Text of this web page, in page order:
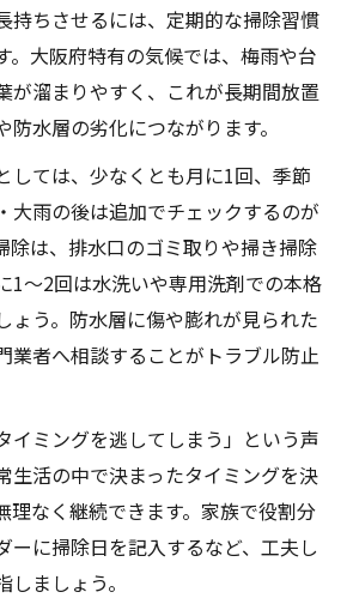
持ちさせるには、定期的な掃除習慣
。大阪府特有の気候では、梅雨や台
が溜まりやすく、これが長期間放置
防水層の劣化につながります。
しては、少なくとも月に1回、季節
大雨の後は追加でチェックするのが
除は、排水口のゴミ取りや掃き掃除
1～2回は水洗いや専用洗剤での本格
ょう。防水層に傷や膨れが見られた
業者へ相談することがトラブル防止
イミングを逃してしまう」という声
生活の中で決まったタイミングを決
理なく継続できます。家族で役割分
ーに掃除日を記入するなど、工夫し
ましょう。